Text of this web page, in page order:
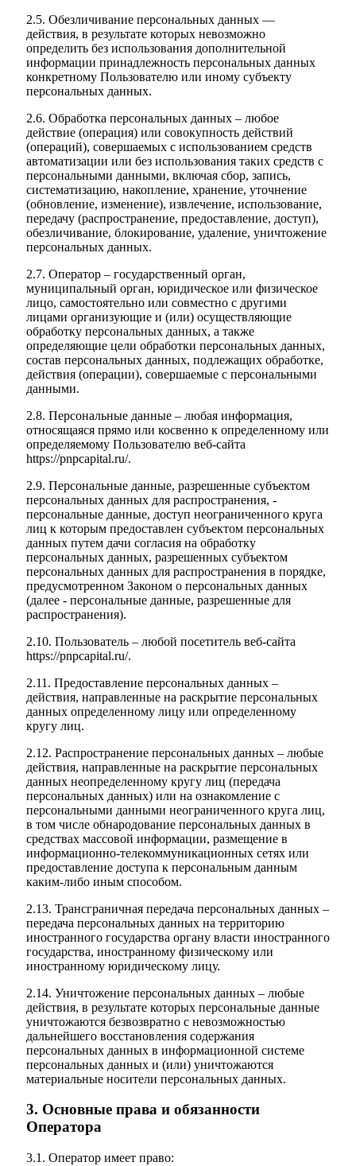
2.5. Обезличивание персональных данных —
действия, в результате которых невозможно
определить без использования дополнительной
информации принадлежность персональных данных
конкретному Пользователю или иному субъекту
персональных данных.
2.6. Обработка персональных данных – любое
действие (операция) или совокупность действий
(операций), совершаемых с использованием средств
автоматизации или без использования таких средств с
персональными данными, включая сбор, запись,
систематизацию, накопление, хранение, уточнение
(обновление, изменение), извлечение, использование,
передачу (распространение, предоставление, доступ),
обезличивание, блокирование, удаление, уничтожение
персональных данных.
2.7. Оператор – государственный орган,
муниципальный орган, юридическое или физическое
лицо, самостоятельно или совместно с другими
лицами организующие и (или) осуществляющие
обработку персональных данных, а также
определяющие цели обработки персональных данных,
состав персональных данных, подлежащих обработке,
действия (операции), совершаемые с персональными
данными.
2.8. Персональные данные – любая информация,
относящаяся прямо или косвенно к определенному или
определяемому Пользователю веб-сайта
https://pnpcapital.ru/.
2.9. Персональные данные, разрешенные субъектом
персональных данных для распространения, -
персональные данные, доступ неограниченного круга
лиц к которым предоставлен субъектом персональных
данных путем дачи согласия на обработку
персональных данных, разрешенных субъектом
персональных данных для распространения в порядке,
предусмотренном Законом о персональных данных
(далее - персональные данные, разрешенные для
распространения).
2.10. Пользователь – любой посетитель веб-сайта
https://pnpcapital.ru/.
2.11. Предоставление персональных данных –
действия, направленные на раскрытие персональных
данных определенному лицу или определенному
кругу лиц.
2.12. Распространение персональных данных – любые
действия, направленные на раскрытие персональных
данных неопределенному кругу лиц (передача
персональных данных) или на ознакомление с
персональными данными неограниченного круга лиц,
в том числе обнародование персональных данных в
средствах массовой информации, размещение в
информационно-телекоммуникационных сетях или
предоставление доступа к персональным данным
каким-либо иным способом.
2.13. Трансграничная передача персональных данных –
передача персональных данных на территорию
иностранного государства органу власти иностранного
государства, иностранному физическому или
иностранному юридическому лицу.
2.14. Уничтожение персональных данных – любые
действия, в результате которых персональные данные
уничтожаются безвозвратно с невозможностью
дальнейшего восстановления содержания
персональных данных в информационной системе
персональных данных и (или) уничтожаются
материальные носители персональных данных.
3. Основные права и обязанности
Оператора
3.1. Оператор имеет право: